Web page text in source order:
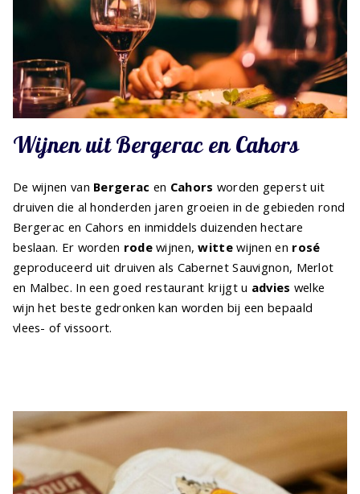
Wijnen uit Bergerac en Cahors
De wijnen van Bergerac en Cahors worden geperst uit
druiven die al honderden jaren groeien in de gebieden rond
Bergerac en Cahors en inmiddels duizenden hectare
beslaan. Er worden rodewijnen,wittewijnen en rosé
geproduceerd uit druiven als Cabernet Sauvignon, Merlot
en Malbec. In een goed restaurant krijgt u advies welke
wijn het beste gedronken kan worden bij een bepaald
vlees- of vissoort.